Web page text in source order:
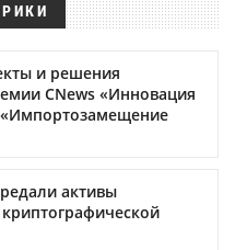
и решения
CNews «Инновация
«Импортозамещение
активы